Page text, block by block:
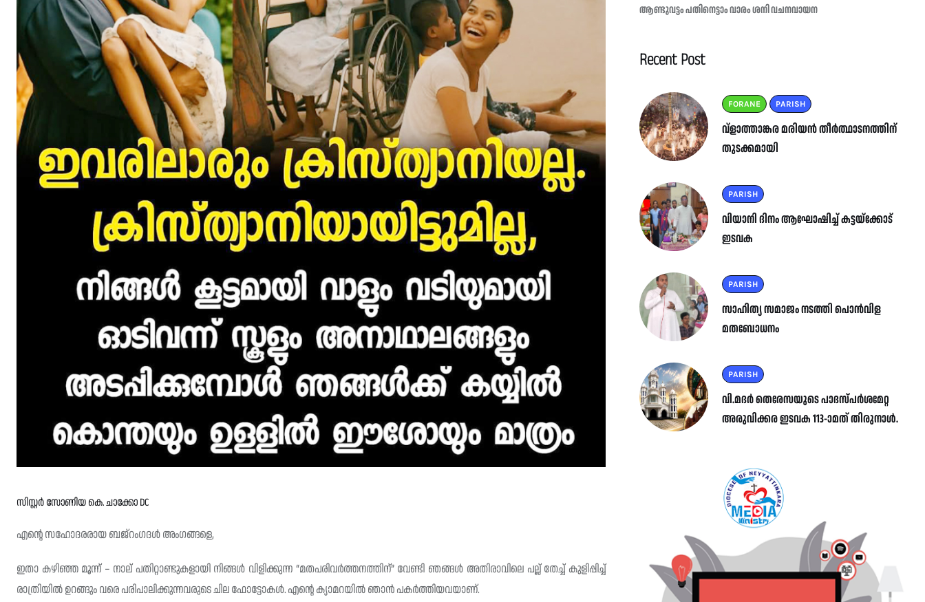
സിസ്റ്റർ സോണിയ കെ. ചാക്കോ DC
എന്റെ സഹോദരരായ ബജ്റംഗദള്‍ അംഗങ്ങളെ,
ഇതാ കഴിഞ്ഞ മൂന്ന് – നാല് പതിറ്റാണ്ടുകളായി നിങ്ങള്‍ വിളിക്കുന്ന “മതപരിവർത്തനത്തിന്” വേണ്ടി ഞങ്ങള്‍ അതിരാവിലെ പല്ല് തേച്ച്‌ കുളിപ്പിച്ച്‌
രാത്രിയില്‍ ഉറങ്ങും വരെ പരിപാലിക്കുന്നവരുടെ ചില ഫോട്ടോകള്‍. എൻ്റെ ക്യാമറയില്‍ ഞാൻ പകർത്തിയവയാണ്.
ആണ്ടുവട്ടം പതിനെട്ടാം വാരം ശനി വചനവായന
Recent Post
FORANE PARISH
വ്ളാത്താങ്കര മരിയൻ തീർത്ഥാടനത്തിന്
തുടക്കമായി
PARISH
വിയാനി ദിനം ആഘോഷിച്ച് കട്ടയ്ക്കോട്
ഇടവക
PARISH
സാഹിത്യ സമാജം നടത്തി പൊൻവിള
മതബോധനം
PARISH
വി.മദർ തെരേസയുടെ പാദസ്പർശമേറ്റ
അരുവിക്കര ഇടവക 113-ാമത് തിരുനാൾ.